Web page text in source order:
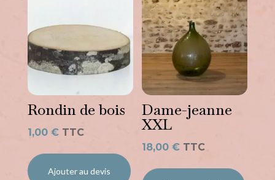
Rondin de bois
1,00 € TTC
Ajouter au devis
Dame-jeanne
XXL
18,00€ TTC